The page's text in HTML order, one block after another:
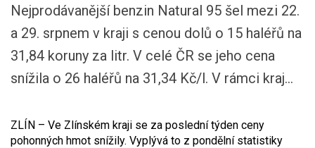
Nejprodávanější benzin Natural 95 šel mezi 22.
a 29. srpnem v kraji s cenou dolů o 15 haléřů na
31,84 koruny za litr. V celé ČR se jeho cena
snížila o 26 haléřů na 31,34 Kč/l. V rámci kraj...
ZLÍN – Ve Zlínském kraji se za poslední týden ceny
pohonných hmot snížily. Vyplývá to z pondělní statistiky